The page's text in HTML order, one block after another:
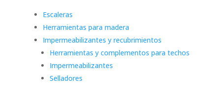
Escaleras
Herramientas para madera
Impermeabilizantes y recubrimientos
Herramientas y complementos para techos
Impermeabilizantes
Selladores